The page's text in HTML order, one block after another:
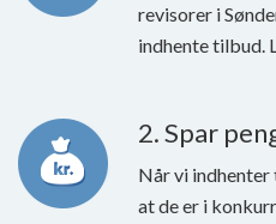
revisorer i
indhente tilbud.
2. Spar
Når vi
at de er i